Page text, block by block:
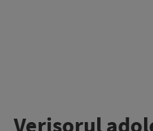
Verișorul